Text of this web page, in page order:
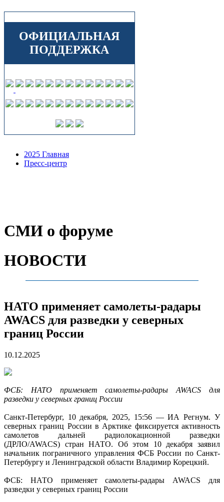
ОФИЦИАЛЬНАЯ
ПОДДЕРЖКА
2025 Главная
Пресс-центр
СМИ о форуме
НОВОСТИ
НАТО применяет самолеты-радары
AWACS для разведки у северных
границ России
10.12.2025
ФСБ: НАТО применяет самолеты-радары AWACS для
разведки у северных границ России
Санкт-Петербург, 10 декабря, 2025, 15:56 — ИА Регнум. У
северных границ России в Арктике фиксируется активность
самолетов дальней радиолокационной разведки
(ДРЛО/AWACS) стран НАТО. Об этом 10 декабря заявил
начальник пограничного управления ФСБ России по Санкт-
Петербургу и Ленинградской области Владимир Корецкий.
ФСБ: НАТО применяет самолеты-радары AWACS для
разведки у северных границ России